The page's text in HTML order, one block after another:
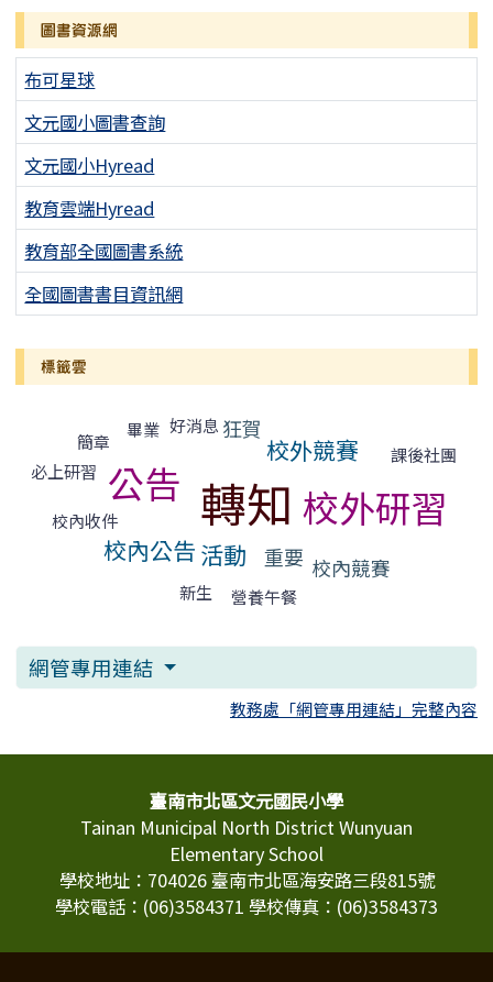
圖書資源網
布可星球
文元國小圖書查詢
文元國小Hyread
教育雲端Hyread
教育部全國圖書系統
全國圖書書目資訊網
標籤雲
簡章
畢業 好消息 狂賀
校外競賽
必上研習 公告
課後社團
轉知 校外研習
校內收件
校內公告 活動 重要 校內競賽
新生 營養午餐
網管專用連結
教務處「網管專用連結」完整內容
頁尾區域內容臺南市北區文元國民小學
Tainan Municipal North District Wunyuan
Elementary School
學校地址：704026 臺南市北區海安路三段815號
學校電話：(06)3584371 學校傳真：(06)3584373